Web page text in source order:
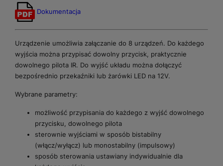
Dokumentacja
Urządzenie umożliwia załączanie do 8 urządzeń. Do każdego
wyjścia można przypisać dowolny przycisk, praktycznie
dowolnego pilota IR. Do wyjść układu można dołączyć
bezpośrednio przekaźniki lub żarówki LED na 12V.
Wybrane parametry:
możliwość przypisania do każdego z wyjść dowolnego
przycisku, dowolnego pilota
sterownie wyjściami w sposób bistabilny
(włącz/wyłącz) lub monostabilny (impulsowy)
sposób sterowania ustawiany indywidualnie dla